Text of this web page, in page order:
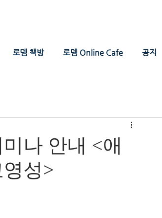
로뎀 책방 로뎀 Online Cafe 공지
나 안내 <애
성>